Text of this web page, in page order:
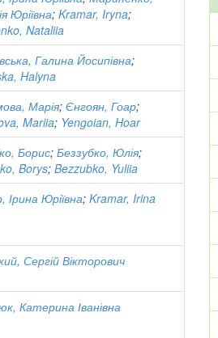
Юріївна;Kramar, Iryna;
Nataliia
Галина Йосипівна;
Halyna
Марія;Єнгоян, Гоар;
Mariia; Yengoian, Hoar
Борис;Беззубко, Юлія;
Borys;Bezzubko, Yuliia
Ірина Юріївна;Kramar, Irina
Сергій Вікторович
Катерина Іванівна